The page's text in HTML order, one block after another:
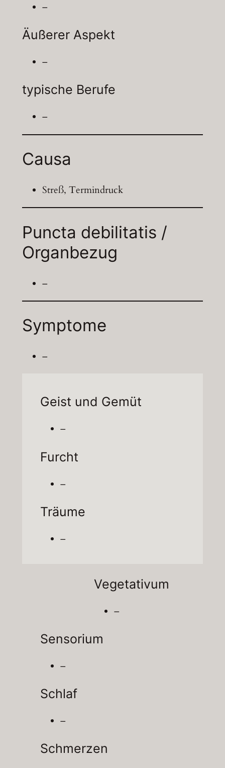
–
Äußerer Aspekt
–
typische Berufe
–
Causa
Streß, Termindruck
Puncta debilitatis /
Organbezug
–
Symptome
–
Geist und Gemüt
–
Furcht
–
Träume
–
Vegetativum
–
Sensorium
–
Schlaf
–
Schmerzen